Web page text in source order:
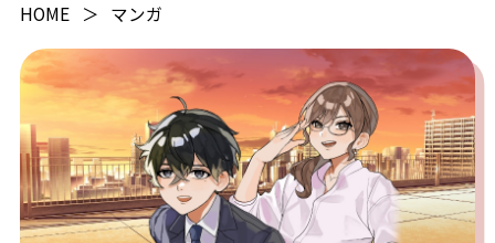
マンガ
学習コンテンツ
HOME マンガ